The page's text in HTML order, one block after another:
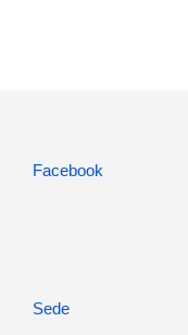
Facebook
Sede